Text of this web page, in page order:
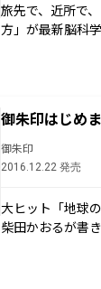
旅先で、近所で
方」が最新脳科
御朱印はじめ
御朱印
2016.12.22 発売
大ヒット「地球
柴田かおるが書